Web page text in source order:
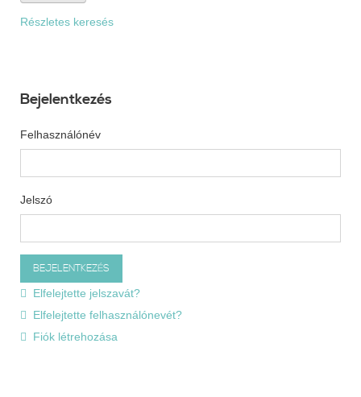
Részletes keresés
Bejelentkezés
Felhasználónév
Jelszó
Elfelejtette jelszavát?
Elfelejtette felhasználónevét?
Fiók létrehozása